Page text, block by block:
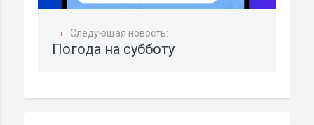
→ Следующая новость:
Погода на субботу